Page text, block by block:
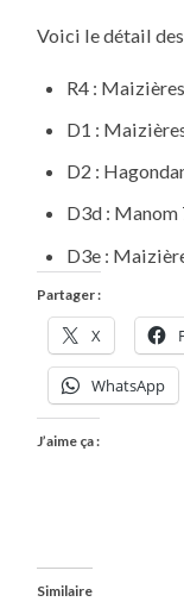
Voici le détail
R4 :
D1 :
D2 :
D3d :
D3e :
Partager :
X
WhatsApp
J’aime ça :
Similaire